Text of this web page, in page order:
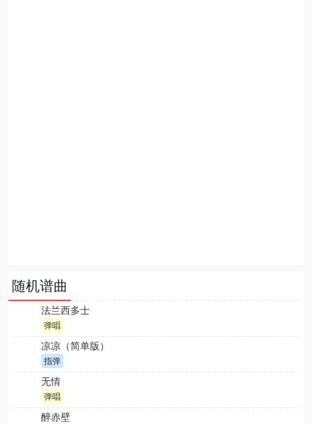
随机谱曲
法兰西多士
弹唱
凉凉（简单版）
指弹
无情
弹唱
醉赤壁